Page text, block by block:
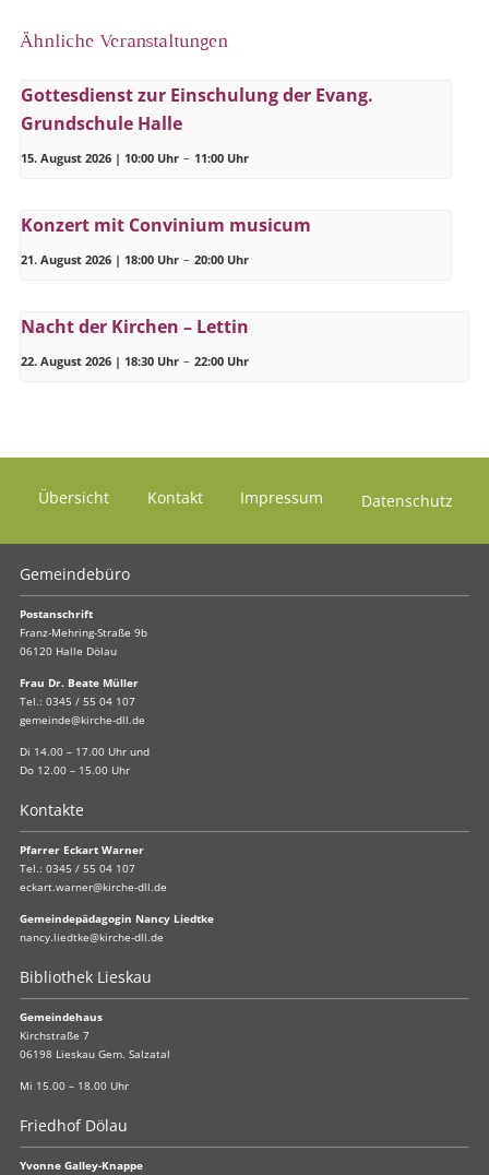
Ähnliche Veranstaltungen
Gottesdienst zur Einschulung der Evang.
Grundschule Halle
15. August 2026 | 10:00 Uhr – 11:00 Uhr
Konzert mit Convinium musicum
21. August 2026 | 18:00 Uhr – 20:00 Uhr
Nacht der Kirchen – Lettin
22. August 2026 | 18:30 Uhr – 22:00 Uhr
Übersicht Kontakt Impressum Datenschutz
Gemeindebüro
Postanschrift
Franz-Mehring-Straße 9b
06120 Halle Dölau
Frau Dr. Beate Müller
Tel.: 0345 / 55 04 107
gemeinde@kirche-dll.de
Di 14.00 – 17.00 Uhr und
Do 12.00 – 15.00 Uhr
Kontakte
Pfarrer Eckart Warner
Tel.: 0345 / 55 04 107
eckart.warner@kirche-dll.de
Gemeindepädagogin Nancy Liedtke
nancy.liedtke@kirche-dll.de
Bibliothek Lieskau
Gemeindehaus
Kirchstraße 7
06198 Lieskau Gem. Salzatal
Mi 15.00 – 18.00 Uhr
Friedhof Dölau
Yvonne Galley-Knappe